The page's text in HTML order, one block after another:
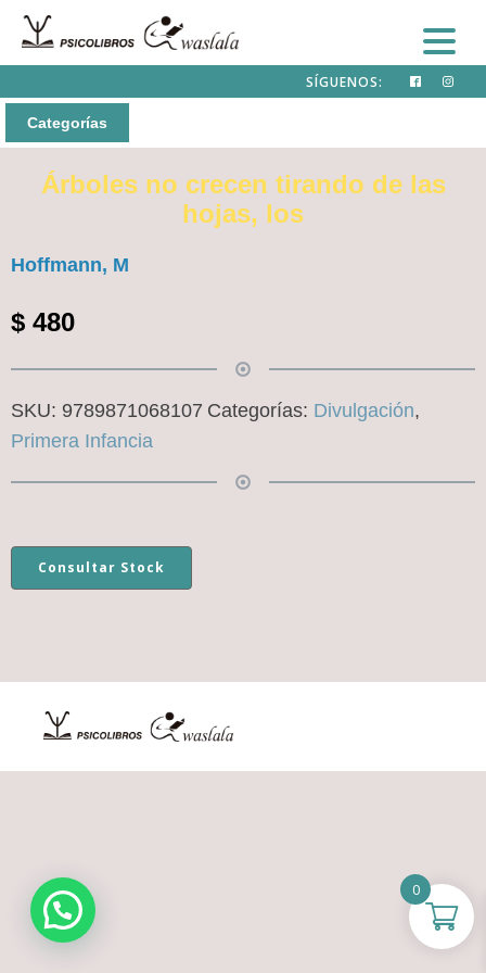
SÍGUENOS:
Categorías
Árboles no crecen tirando de las
hojas, los
Hoffmann, M
$ 480
SKU: 9789871068107 Categorías: Divulgación,
Primera Infancia
Consultar Stock
0